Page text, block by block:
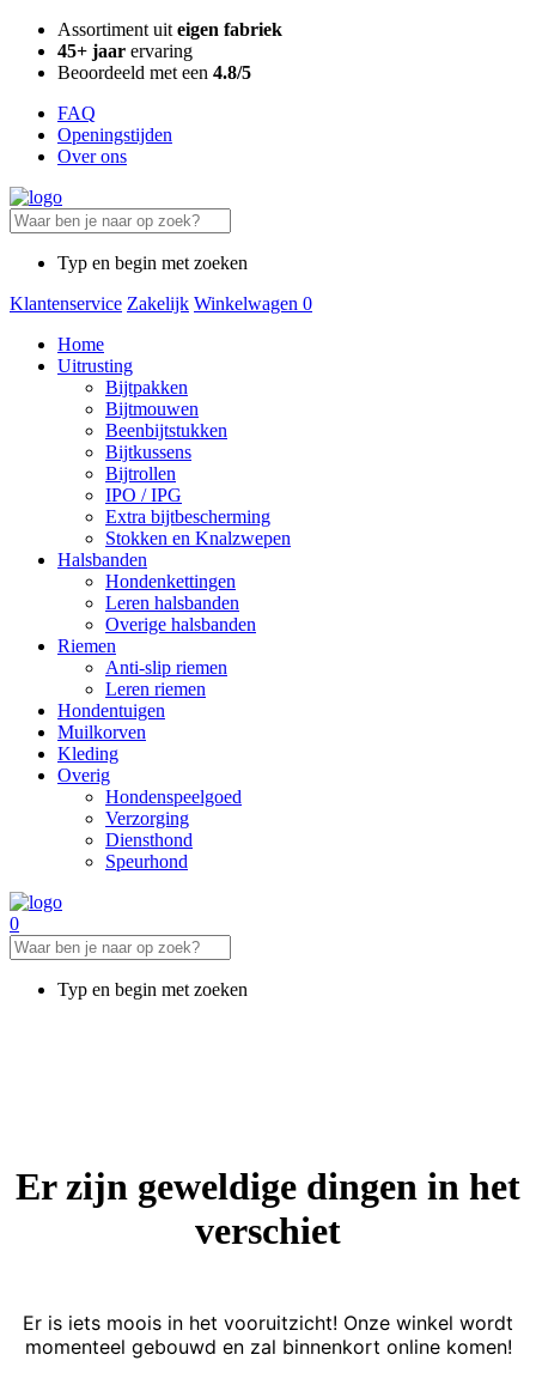
Assortiment uit eigen fabriek
45+ jaar ervaring
Beoordeeld met een 4.8/5
FAQ
Openingstijden
Over ons
Typ en begin met zoeken
Klantenservice Zakelijk Winkelwagen 0
Home
Uitrusting
Bijtpakken
Bijtmouwen
Beenbijtstukken
Bijtkussens
Bijtrollen
IPO / IPG
Extra bijtbescherming
Stokken en Knalzwepen
Halsbanden
Hondenkettingen
Leren halsbanden
Overige halsbanden
Riemen
Anti-slip riemen
Leren riemen
Hondentuigen
Muilkorven
Kleding
Overig
Hondenspeelgoed
Verzorging
Diensthond
Speurhond
0
Typ en begin met zoeken
Er zijn geweldige dingen in het
verschiet
Er is iets moois in het vooruitzicht! Onze winkel wordt
momenteel gebouwd en zal binnenkort online komen!